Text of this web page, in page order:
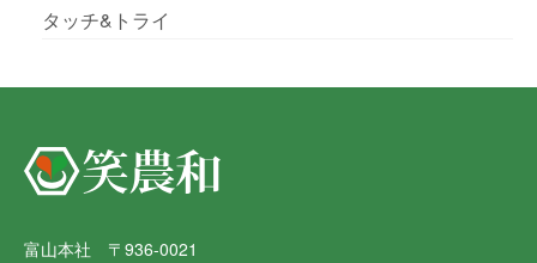
タッチ&トライ
富山本社 〒936-0021